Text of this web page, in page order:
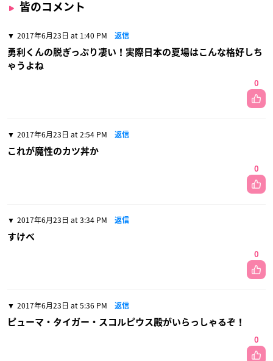
皆のコメント
2017年6月23日 at 1:40 PM 返信
勇利くんの脱ぎっぷり凄い！実際日本の夏場はこんな格好しち
ゃうよね
0
2017年6月23日 at 2:54 PM 返信
これが魔性のカツ丼か
0
2017年6月23日 at 3:34 PM 返信
すけべ
0
2017年6月23日 at 5:36 PM 返信
ピューマ・タイガー・スコルピウス殿がいらっしゃるぞ！
0